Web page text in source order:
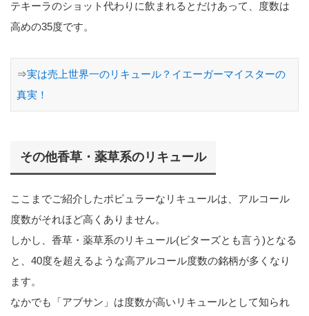
テキーラのショット代わりに飲まれるとだけあって、度数は
高めの35度です。
⇒実は売上世界一のリキュール？イエーガーマイスターの
真実！
その他香草・薬草系のリキュール
ここまでご紹介したポピュラーなリキュールは、アルコール
度数がそれほど高くありません。
しかし、香草・薬草系のリキュール(ビターズとも言う)となる
と、40度を超えるような高アルコール度数の銘柄が多くなり
ます。
なかでも「アブサン」は度数が高いリキュールとして知られ